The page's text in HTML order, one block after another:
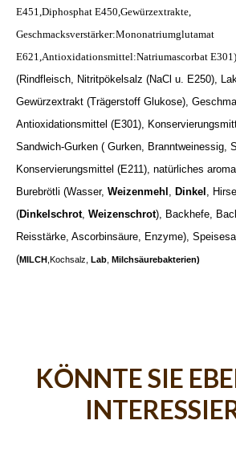
E451,Diphosphat E450,Gewürzextrakte,
Geschmacksverstärker:Mononatriumglutamat
E621,Antioxidationsmittel:Natriumascorbat
(Rindfleisch, Nitritpökelsalz (NaCl u. E250),
Gewürzextrakt (Trägerstoff Glukose),
Antioxidationsmittel (E301),
Sandwich-Gurken ( Gurken, Branntweinessig,
Konservierungsmittel (E211), natürliches
Burebrötli (Wasser, Weizenmehl , Dinkel ,
(Dinkelschrot, Weizenschrot), Backhefe,
Reisstärke, Ascorbinsäure, Enzyme),
(MILCH ,Kochsalz, Lab Milchsäurebakterien)
KÖNNTE SIE